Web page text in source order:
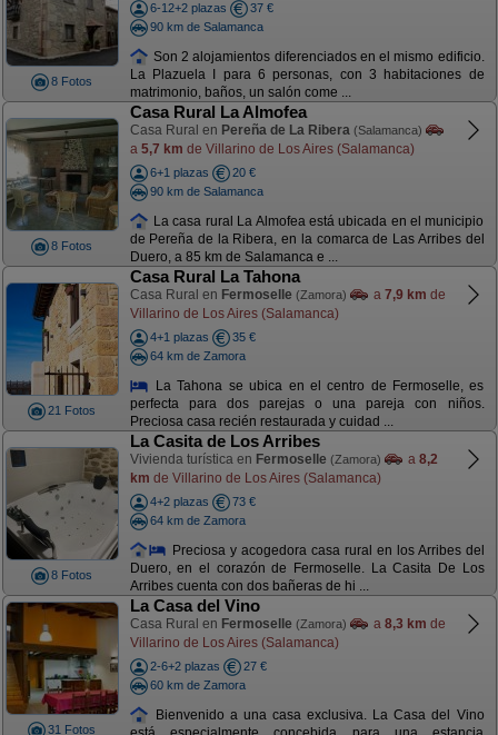
8 Fotos
6-12+2 plazas
37 €
90 km de Salamanca
Son 2 alojamientos diferenciados en el mismo edificio.
La Plazuela I para 6 personas, con 3 habitaciones de
matrimonio, baños, un salón come ...
8 Fotos
Casa Rural La Almofea
Casa Rural en Pereña de La Ribera (Salamanca)
a 5,7 km de Villarino de Los Aires (Salamanca)
6+1 plazas
20 €
90 km de Salamanca
La casa rural La Almofea está ubicada en el municipio
de Pereña de la Ribera, en la comarca de Las Arribes del
Duero, a 85 km de Salamanca e ...
21 Fotos
Casa Rural La Tahona
Casa Rural en Fermoselle (Zamora) a 7,9 km de
Villarino de Los Aires (Salamanca)
4+1 plazas
35 €
64 km de Zamora
La Tahona se ubica en el centro de Fermoselle, es
perfecta para dos parejas o una pareja con niños.
Preciosa casa recién restaurada y cuidad ...
8 Fotos
La Casita de Los Arribes
Vivienda turística en Fermoselle (Zamora) a 8,2
km de Villarino de Los Aires (Salamanca)
4+2 plazas
73 €
64 km de Zamora
Preciosa y acogedora casa rural en los Arribes del
Duero, en el corazón de Fermoselle. La Casita De Los
Arribes cuenta con dos bañeras de hi ...
31 Fotos
La Casa del Vino
Casa Rural en Fermoselle (Zamora) a 8,3 km de
Villarino de Los Aires (Salamanca)
2-6+2 plazas
27 €
60 km de Zamora
Bienvenido a una casa exclusiva. La Casa del Vino